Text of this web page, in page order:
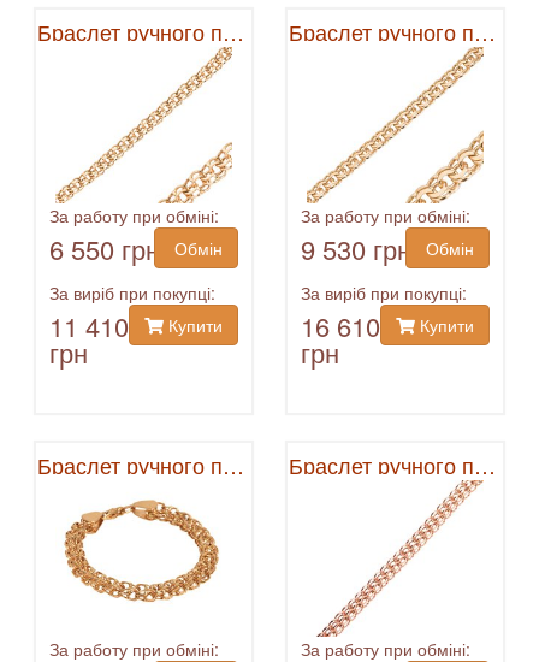
Браслет ручного плетения
За работу при обміні:
6 550 грн
Обмін
За виріб при покупці:
11 410
грн
Купити
Браслет ручного плетения
За работу при обміні:
9 530 грн
Обмін
За виріб при покупці:
16 610
грн
Купити
Браслет ручного плетения
За работу при обміні:
Браслет ручного плетения
За работу при обміні: